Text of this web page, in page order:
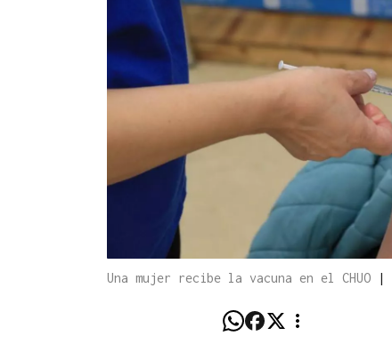
Una mujer recibe la vacuna en el CHUO |